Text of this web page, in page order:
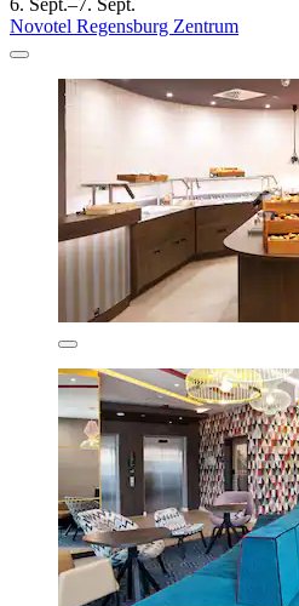
6. Sept.–7. Sept.
Novotel Regensburg Zentrum